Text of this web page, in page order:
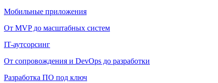
Мобильные приложения
От MVP до масштабных систем
IT-аутсорсинг
От сопровождения и DevOps до разработки
Разработка ПО под ключ